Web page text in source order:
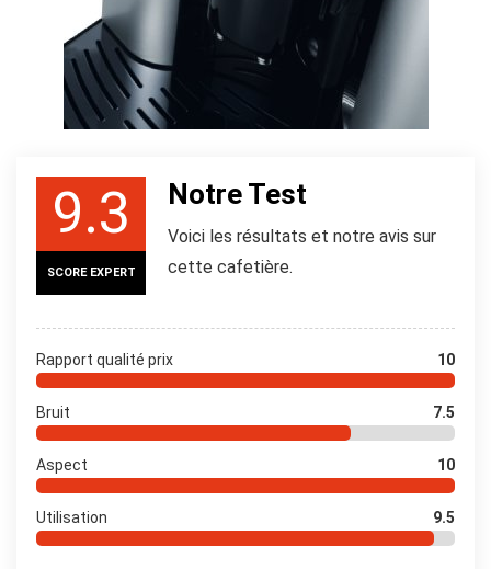
9.3
SCORE EXPERT
Notre Test
Voici les résultats et notre avis sur
cette cafetière.
Rapport qualité prix 10
Bruit 7.5
Aspect 10
Utilisation 9.5